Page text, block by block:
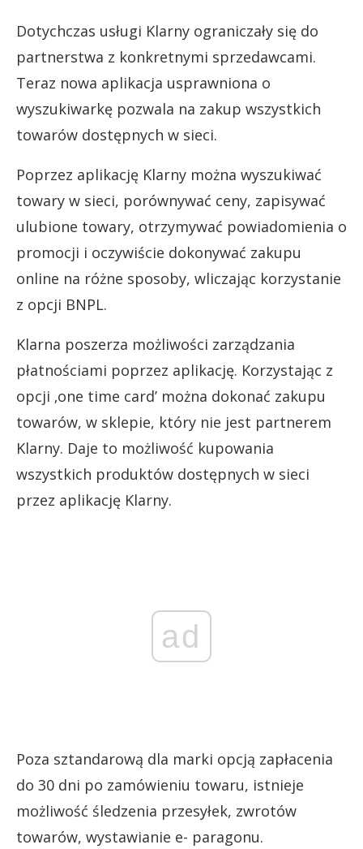
Dotychczas usługi Klarny ograniczały się do
partnerstwa z konkretnymi sprzedawcami.
Teraz nowa aplikacja usprawniona o
wyszukiwarkę pozwala na zakup wszystkich
towarów dostępnych w sieci.
Poprzez aplikację Klarny można wyszukiwać
towary w sieci, porównywać ceny, zapisywać
ulubione towary, otrzymywać powiadomienia o
promocji i oczywiście dokonywać zakupu
online na różne sposoby, wliczając korzystanie
z opcji BNPL.
Klarna poszerza możliwości zarządzania
płatnościami poprzez aplikację. Korzystając z
opcji ‚one time card’ można dokonać zakupu
towarów, w sklepie, który nie jest partnerem
Klarny. Daje to możliwość kupowania
wszystkich produktów dostępnych w sieci
przez aplikację Klarny.
ad
Poza sztandarową dla marki opcją zapłacenia
do 30 dni po zamówieniu towaru, istnieje
możliwość śledzenia przesyłek, zwrotów
towarów, wystawianie e- paragonu.